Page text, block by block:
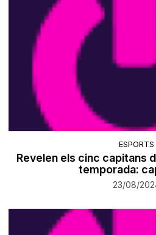
ESPORTS
Revelen els cinc capitans
temporada:
23/08/